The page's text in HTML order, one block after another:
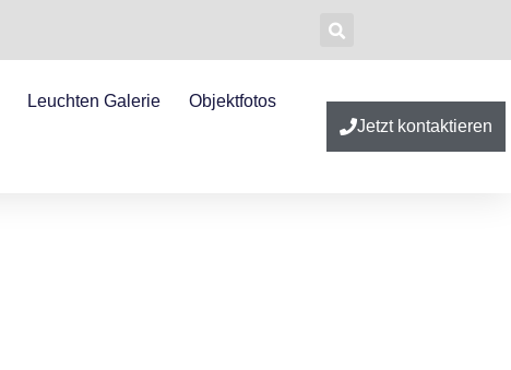
Leuchten Galerie Objektfotos
Jetzt kontaktieren